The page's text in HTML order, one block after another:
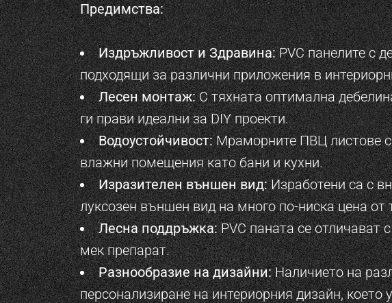
Предимства:
Издръжливост и Здравина:PVC панелите с
подходящи за различни приложения в
Лесен монтаж:С тяхната оптимална
ги прави идеални за DIY проекти.
Водоустойчивост:Мраморните ПВЦ листове
влажни помещения като бани и кухни.
Изразителен външен вид:Изработени са с
луксозен външен вид на много по-ниска цена от
Лесна поддръжка:PVC паната се отличават
мек препарат.
Разнообразие на дизайни:Наличието на
персонализиране на интериорния дизайн, което